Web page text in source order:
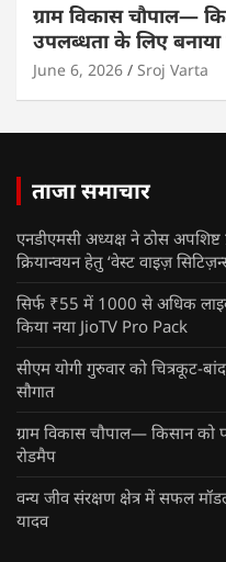
ग्राम विकास चौपाल—
उपलब्धता के लिए बनाया
June 6, 2026 Sroj Varta
ताजा समाचार
एनडीएमसी अध्यक्ष ने ठोस
क्रियान्वयन हेतु ‘वेस्ट वाइज़
सिर्फ ₹55 में 1000 से अधिक
किया नया JioTV Pro Pack
सीएम योगी गुरुवार को चित्रकूट-
सौगात
ग्राम विकास चौपाल— किसान को
रोडमैप
वन्य जीव संरक्षण क्षेत्र में सफल
यादव